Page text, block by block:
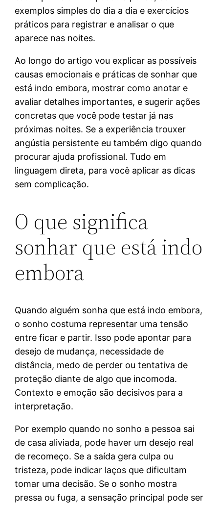
exemplos simples do dia a dia e exercícios
práticos para registrar e analisar o que
aparece nas noites.
Ao longo do artigo vou explicar as possíveis
causas emocionais e práticas de sonhar que
está indo embora, mostrar como anotar e
avaliar detalhes importantes, e sugerir ações
concretas que você pode testar já nas
próximas noites. Se a experiência trouxer
angústia persistente eu também digo quando
procurar ajuda profissional. Tudo em
linguagem direta, para você aplicar as dicas
sem complicação.
O que significa
sonhar que está indo
embora
Quando alguém sonha que está indo embora,
o sonho costuma representar uma tensão
entre ficar e partir. Isso pode apontar para
desejo de mudança, necessidade de
distância, medo de perder ou tentativa de
proteção diante de algo que incomoda.
Contexto e emoção são decisivos para a
interpretação.
Por exemplo quando no sonho a pessoa sai
de casa aliviada, pode haver um desejo real
de recomeço. Se a saída gera culpa ou
tristeza, pode indicar laços que dificultam
tomar uma decisão. Se o sonho mostra
pressa ou fuga, a sensação principal pode ser